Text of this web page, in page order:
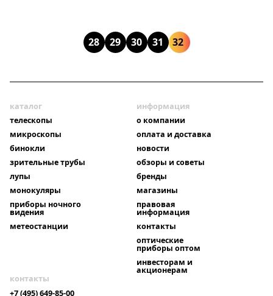
28 29 30 31 32
каталог
телескопы
микроскопы
бинокли
зрительные трубы
лупы
монокуляры
приборы ночного
видения
метеостанции
информация
о компании
оплата и доставка
новости
обзоры и советы
бренды
магазины
правовая
информация
контакты
оптические
приборы оптом
инвесторам и
акционерам
контакты
+7 (495) 649-85-00